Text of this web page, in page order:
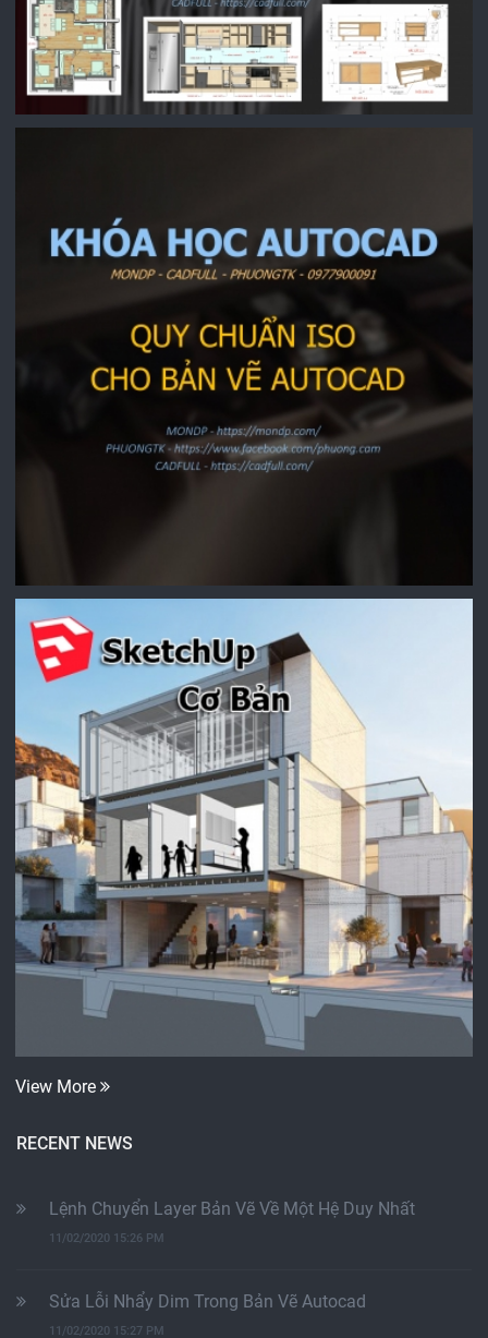
View More
RECENT NEWS
Lệnh Chuyển Layer Bản Vẽ Về Một Hệ Duy Nhất
11/02/2020 15:26 PM
Sửa Lỗi Nhẩy Dim Trong Bản Vẽ Autocad
11/02/2020 15:27 PM